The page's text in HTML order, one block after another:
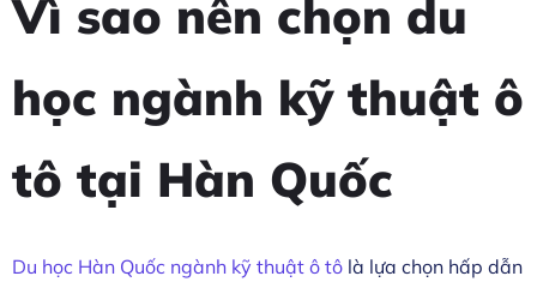
Vì sao nên chọn du
học ngành kỹ thuật ô
tô tại Hàn Quốc
Du học Hàn Quốc ngành kỹ thuật ô tô là lựa chọn hấp dẫn